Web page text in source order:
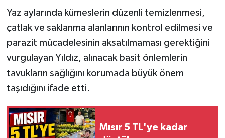
Yaz aylarında kümeslerin düzenli temizlenmesi,
çatlak ve saklanma alanlarının kontrol edilmesi ve
parazit mücadelesinin aksatılmaması gerektiğini
vurgulayan Yıldız, alınacak basit önlemlerin
tavukların sağlığını korumada büyük önem
taşıdığını ifade etti.
Mısır 5 TL'ye kadar